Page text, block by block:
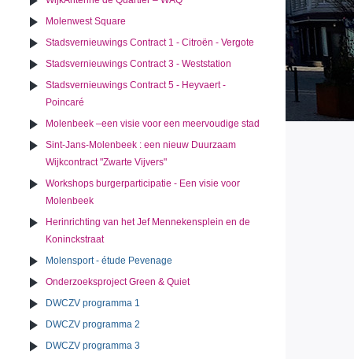
Molenwest Square
Stadsvernieuwings Contract 1 - Citroën - Vergote
Stadsvernieuwings Contract 3 - Weststation
Stadsvernieuwings Contract 5 - Heyvaert -
Poincaré
Molenbeek –een visie voor een meervoudige stad
Sint-Jans-Molenbeek : een nieuw Duurzaam
Wijkcontract "Zwarte Vijvers"
Workshops burgerparticipatie - Een visie voor
Molenbeek
Herinrichting van het Jef Mennekensplein en de
Koninckstraat
Molensport - étude Pevenage
Onderzoeksproject Green & Quiet
DWCZV programma 1
DWCZV programma 2
DWCZV programma 3